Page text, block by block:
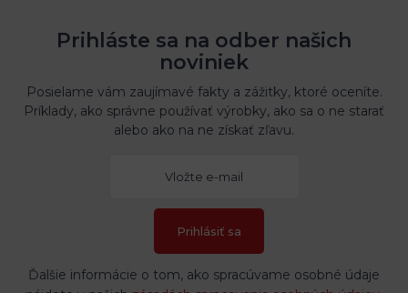
Prihláste sa na odber našich
noviniek
Posielame vám zaujímavé fakty a zážitky, ktoré oceníte.
Príklady, ako správne používať výrobky, ako sa o ne starať
alebo ako na ne získať zľavu.
Prihlásiť sa
Ďalšie informácie o tom, ako spracúvame osobné údaje